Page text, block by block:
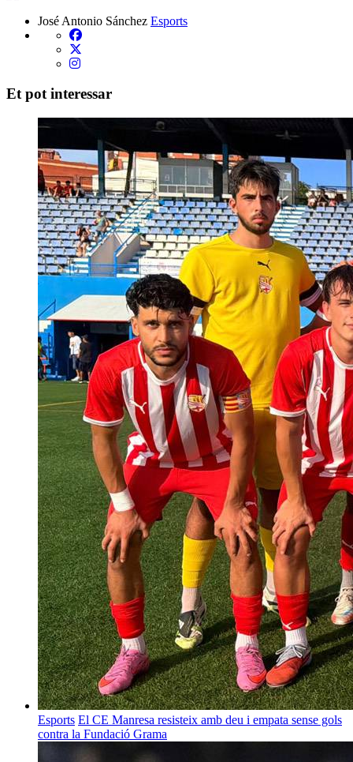
José Antonio Sánchez Esports
Et pot interessar
Esports El CE Manresa resisteix amb deu i empata sense gols
contra la Fundació Grama